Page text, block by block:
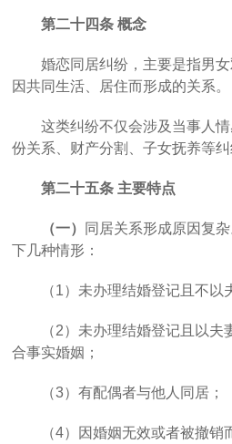
第二十四条 概念
婚恋同居纠纷，主要是指男
因共同生活、居住而形成的关系。
这类纠纷不仅会涉及当事人
份关系、财产分割、子女抚养等纠
第二十五条 主要特点
（一） 同居关系形成原因复
下几种情形：
（1）未办理结婚登记且不以
（2）未办理结婚登记且以夫
合事实婚姻；
（3）有配偶者与他人同居；
（4）因婚姻无效或者被撤销